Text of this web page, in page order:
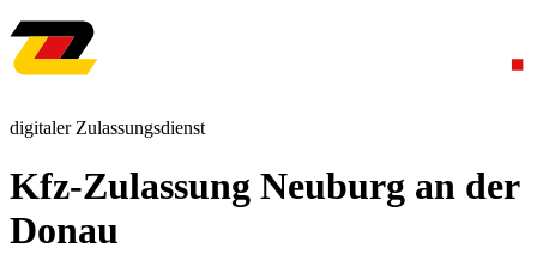
digitaler Zulassungsdienst
Kfz-Zulassung Neuburg an der
Donau